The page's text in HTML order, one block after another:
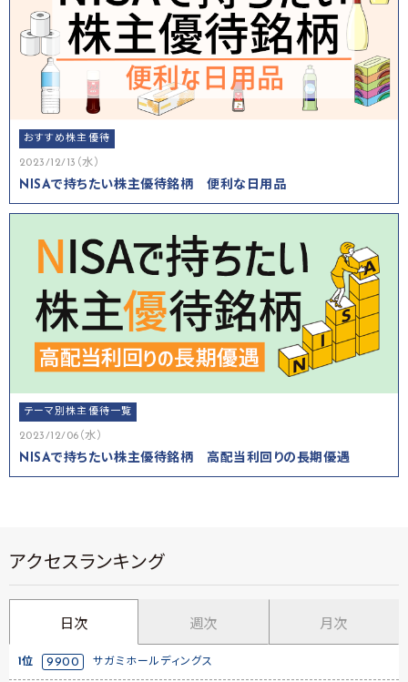
おすすめ株主優待
2023/12/13（水）
NISAで持ちたい株主優待銘柄 便利な日用品
テーマ別株主優待一覧
2023/12/06（水）
NISAで持ちたい株主優待銘柄 高配当利回りの長期優遇
アクセスランキング
日次 週次 月次
1位 9900 サガミホールディングス